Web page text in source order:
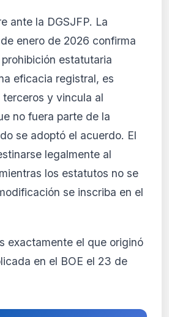
ante la DGSJFP. La
enero de 2026 confirma
estatutaria
eficacia registral, es
y vincula al
no fuera parte de la
se adoptó el acuerdo. El
legalmente al
los estatutos no se
se inscriba en el
exactamente el que originó
en el BOE el 23 de